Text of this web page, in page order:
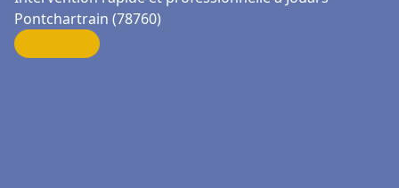
Pontchartrain (78760)